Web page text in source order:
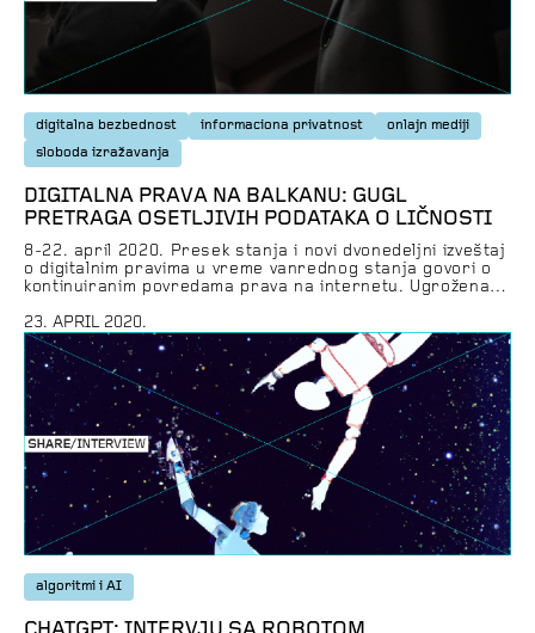
digitalna bezbednost informaciona privatnost
onlajn mediji
sloboda izražavanja
DIGITALNA PRAVA NA BALKANU: GUGL
PRETRAGA OSETLJIVIH PODATAKA O LIČNOSTI
8-22. april 2020. Presek stanja i novi dvonedeljni izveštaj
o digitalnim pravima u vreme vanrednog stanja govori o
kontinuiranim povredama prava na internetu. Ugrožena
pretnje i uvrede na društvenim mrežama, lažne vesti –
neke su od najčešćih povreda koje su se dešavale u ovom
periodu. Osetljivi podaci lako […]
23. APRIL 2020.
algoritmi i AI